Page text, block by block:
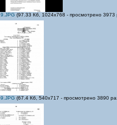
(97.33 Кб, 1024x768 - просмотрено 3973
(67.4 Кб, 540x717 - просмотрено 3890